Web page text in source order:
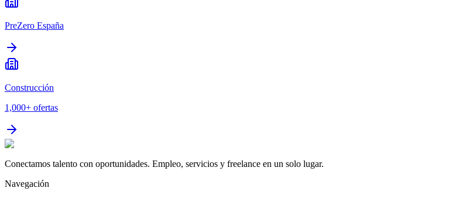
PreZero España
Construcción
1,000+ ofertas
Conectamos talento con oportunidades. Empleo, servicios y freelance en un solo lugar.
Navegación